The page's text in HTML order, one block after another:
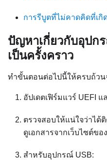
การรีบูตที่ไม่คาดคิดที่เกิ
ปัญหาเกี่ยวกับอุปก
เป็นครั้งคราว
ทำขั้นตอนต่อไปนี้ให้ครบถ้ว
อัปเดตเฟิร์มแวร์ UEFI
ตรวจสอบให้แน่ใจว่าได้
ดูเอกสารจากเว็บไซต์ขอ
สำหรับอุปกรณ์ USB: